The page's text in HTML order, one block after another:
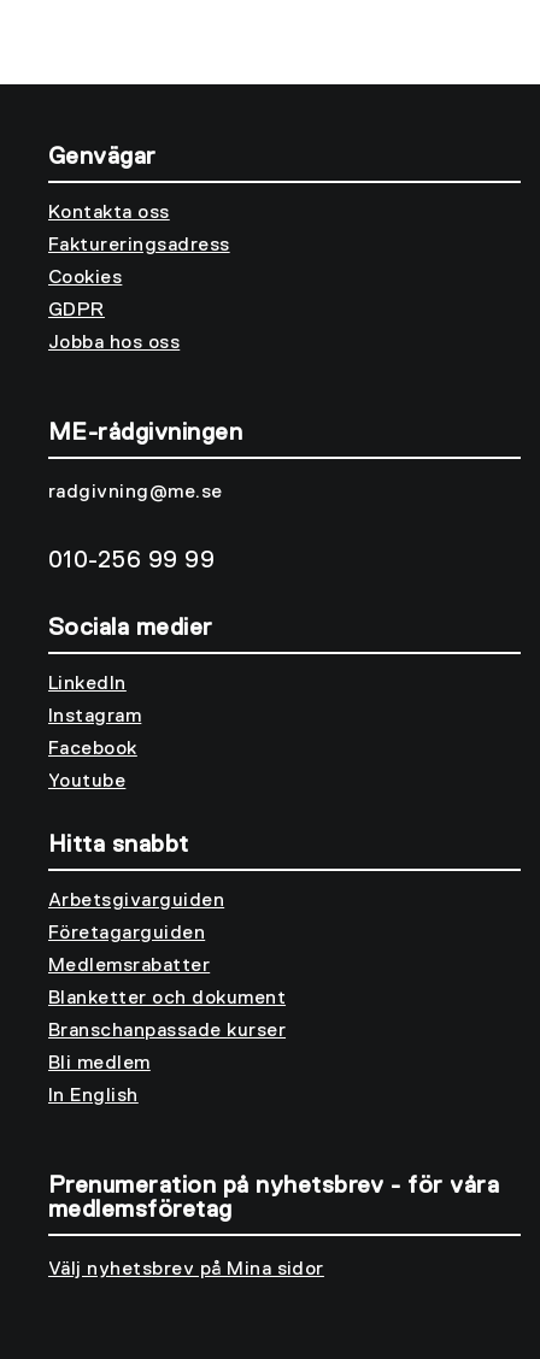
Genvägar
Kontakta oss
Faktureringsadress
Cookies
GDPR
Jobba hos oss
ME-rådgivningen
radgivning@me.se
010-256 99 99
Sociala medier
LinkedIn
Instagram
Facebook
Youtube
Hitta snabbt
Arbetsgivarguiden
Företagarguiden
Medlemsrabatter
Blanketter och dokument
Branschanpassade kurser
Bli medlem
In English
Prenumeration på nyhetsbrev - för våra
medlemsföretag
Välj nyhetsbrev på Mina sidor